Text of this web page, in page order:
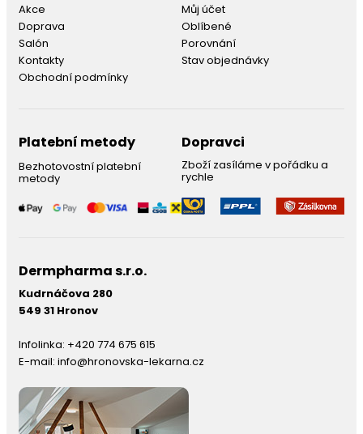
Akce
Doprava
Salón
Kontakty
Obchodní podmínky
Můj účet
Oblíbené
Porovnání
Stav objednávky
Platební metody
Bezhotovostní platební
metody
Dopravci
Zboží zasíláme v pořádku a
rychle
Dermpharma s.r.o.
Kudrnáčova 280
549 31 Hronov
Infolinka: +420 774 675 615
E-mail: info@hronovska-lekarna.cz